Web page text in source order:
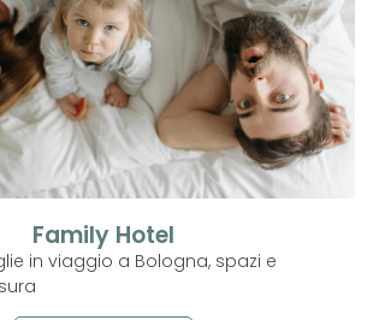
Family Hotel
in viaggio a Bologna, spazi e